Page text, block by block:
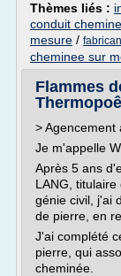
Thèmes liés :
conduit
mesure /
cheminee sur
Flammes
> Agencement
Je m'appelle
Après 5 ans
LANG,
génie civil, j'ai
de pierre, en
J'ai complété
pierre, qui
cheminée.